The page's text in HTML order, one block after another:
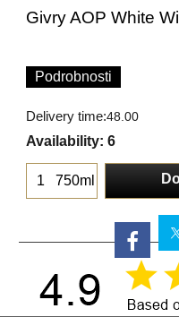
Givry AOP White
Podrobnosti
Delivery time:48.00
Availability: 6
750ml